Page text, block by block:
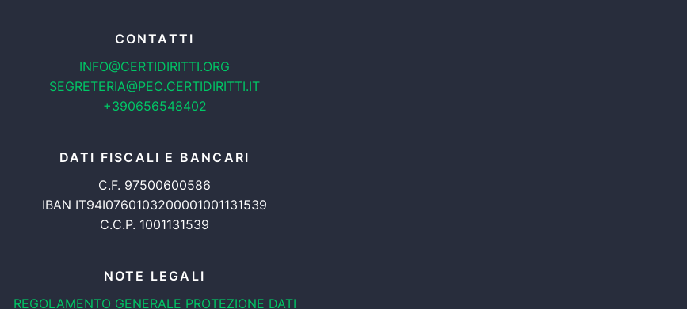
CONTATTI
INFO@CERTIDIRITTI.ORG
SEGRETERIA@PEC.CERTIDIRITTI.IT
+390656548402
DATI FISCALI E BANCARI
C.F. 97500600586
IBAN IT94I0760103200001001131539
C.C.P. 1001131539
NOTE LEGALI
REGOLAMENTO GENERALE PROTEZIONE DATI